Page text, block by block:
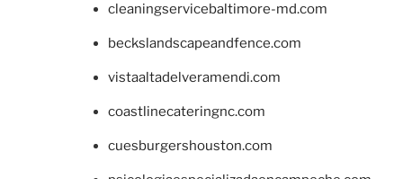
cleaningservicebaltimore-md.com
beckslandscapeandfence.com
vistaaltadelveramendi.com
coastlinecateringnc.com
cuesburgershouston.com